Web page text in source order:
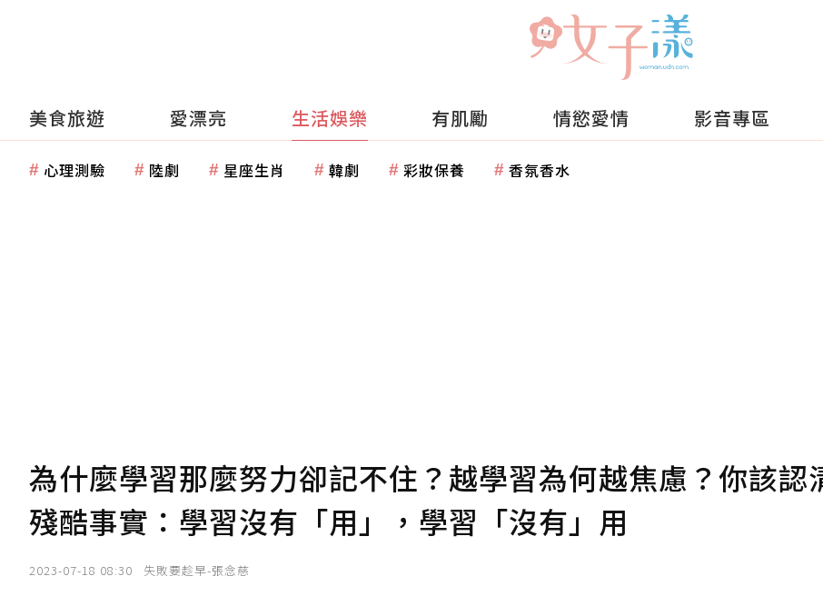
美食旅遊 愛漂亮 生活娛樂 有肌勵 情慾愛情 影音專區
心理測驗 陸劇 星座生肖 韓劇 彩妝保養 香氛香水
為什麼學習那麼努力卻記不住？越學習為何越焦慮？你該認
殘酷事實：學習沒有「用」，學習「沒有」用
2023-07-18 08:30 失敗要趁早-張念慈